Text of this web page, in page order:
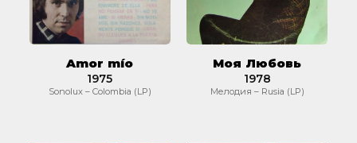
Amor mío
1975
Sonolux – Colombia (LP)
Моя Любовь
1978
Мелодия – Rusia (LP)